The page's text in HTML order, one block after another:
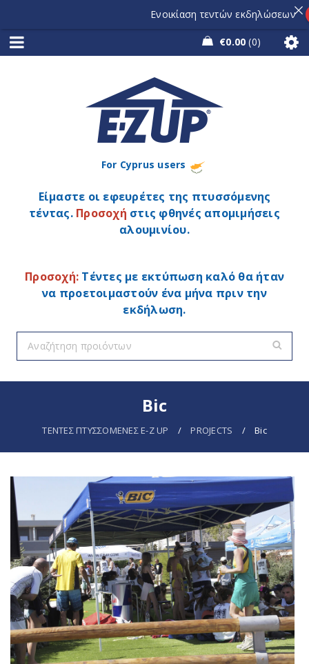
€0.00 0
For Cyprus users
Είμαστε οι εφευρέτες της πτυσσόμενης
τέντας. Προσοχή στις φθηνές απομιμήσεις
αλουμινίου.
Προσοχή: Τέντες με εκτύπωση καλό θα ήταν
να προετοιμαστούν ένα μήνα πριν την
εκδήλωση.
Bic
ΤΕΝΤΕΣ ΠΤΥΣΣΟΜΕΝΕΣ E-Z UP / PROJECTS / Bic
Ενοικίαση τεντών εκδηλώσεων